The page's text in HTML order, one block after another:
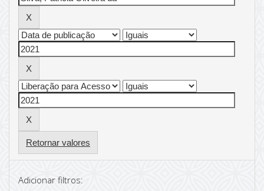
Retornar valores
Adicionar filtros: